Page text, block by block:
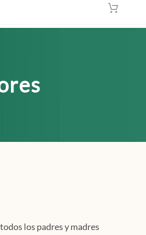
los padres y madres